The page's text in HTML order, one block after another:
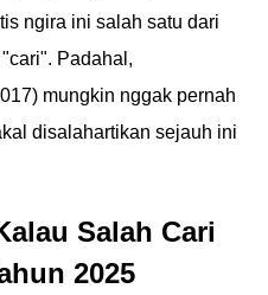
ngira ini salah satu dari
Padahal,
mungkin nggak pernah
disalahartikan sejauh ini
Salah Cari
2025